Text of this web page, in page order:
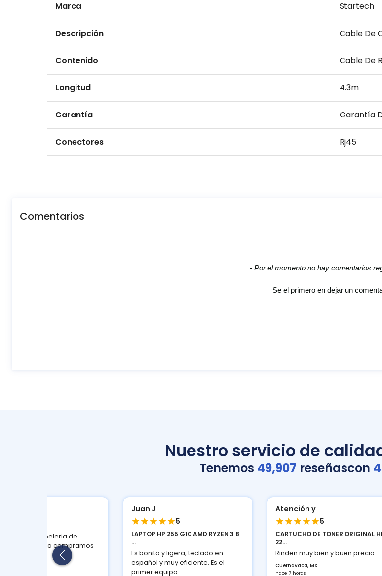
Marca Startech
Descripción Cable De
Contenido Cable De
Longitud 4.3m
Garantía Garantía
Conectores Rj45
Comentarios
- Por el momento no hay comentarios
Se el primero en dejar un
Nuestro servicio de
Tenemos 49,907 reseñascon
LAPTOP HP 255 G10 AMD RYZEN 3 8
Es bonita y ligera, teclado en
español y muy eficiente. Es el
CARTUCHO DE TONER ORIGINAL HP
Rinden muy bien y buen precio.
Cuernavaca, MX
hace 7 horas
Atención y
CARTUCHO DE
Rinden muy bien y
Cuernavaca, MX